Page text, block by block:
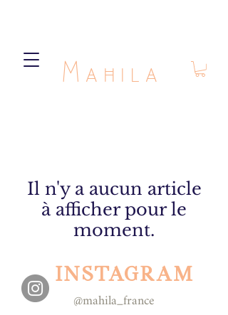
Mahila
Il n'y a aucun article
à afficher pour le
moment.
INSTAGRAM
@mahila_france